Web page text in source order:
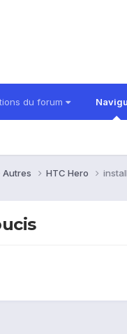
du forum
Autres HTC Hero